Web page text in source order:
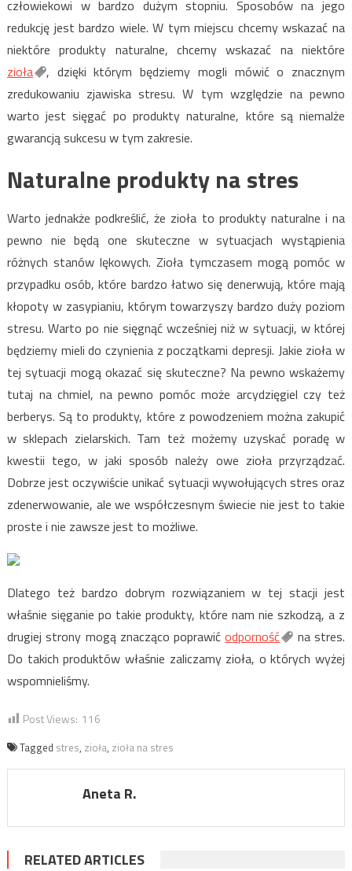
człowiekowi w bardzo dużym stopniu. Sposobów na jego
redukcję jest bardzo wiele. W tym miejscu chcemy wskazać na
niektóre produkty naturalne, chcemy wskazać na niektóre
zioła
, dzięki którym będziemy mogli mówić o znacznym
zredukowaniu zjawiska stresu. W tym względzie na pewno
warto jest sięgać po produkty naturalne, które są niemalże
gwarancją sukcesu w tym zakresie.
Naturalne produkty na stres
Warto jednakże podkreślić, że zioła to produkty naturalne i na
pewno nie będą one skuteczne w sytuacjach wystąpienia
różnych stanów lękowych. Zioła tymczasem mogą pomóc w
przypadku osób, które bardzo łatwo się denerwują, które mają
kłopoty w zasypianiu, którym towarzyszy bardzo duży poziom
stresu. Warto po nie sięgnąć wcześniej niż w sytuacji, w której
będziemy mieli do czynienia z początkami depresji. Jakie zioła w
tej sytuacji mogą okazać się skuteczne? Na pewno wskażemy
tutaj na chmiel, na pewno pomóc może arcydzięgiel czy też
berberys. Są to produkty, które z powodzeniem można zakupić
w sklepach zielarskich. Tam też możemy uzyskać poradę w
kwestii tego, w jaki sposób należy owe zioła przyrządzać.
Dobrze jest oczywiście unikać sytuacji wywołujących stres oraz
zdenerwowanie, ale we współczesnym świecie nie jest to takie
proste i nie zawsze jest to możliwe.
Dlatego też bardzo dobrym rozwiązaniem w tej stacji jest
właśnie sięganie po takie produkty, które nam nie szkodzą, a z
drugiej strony mogą znacząco poprawićodporność
na stres.
Do takich produktów właśnie zaliczamy zioła, o których wyżej
wspomnieliśmy.
Post Views: 116
Tagged stres, zioła, zioła na stres
Aneta R.
RELATED ARTICLES